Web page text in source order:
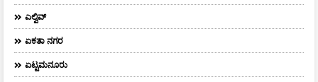
ಎಲ್ವಿವ್
ಏಕತಾ ನಗರ
ಏಟ್ಟಮನೂರು